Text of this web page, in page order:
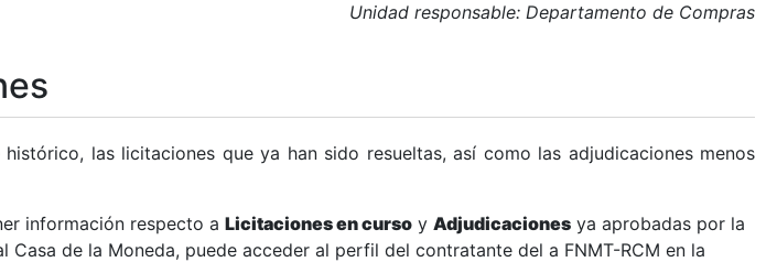
Unidad responsable: Departamento de Compras
las licitaciones que ya han sido resueltas, así como las adjudicaciones menos
información respecto a Licitaciones en curso y Adjudicaciones ya aprobadas por la
Casa de la Moneda, puede acceder al perfil del contratante del a FNMT-RCM en la